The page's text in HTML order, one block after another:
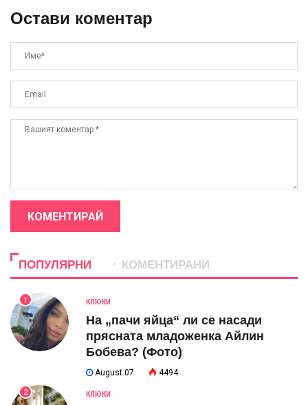
Остави коментар
КОМЕНТИРАЙ
ПОПУЛЯРНИ КОМЕНТИРАНИ
1 КЛЮКИ
На „пачи яйца“ ли се насади
прясната младоженка Айлин
Бобева? (Фото)
August 07 4494
2 КЛЮКИ